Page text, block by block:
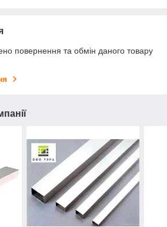
повернення та обмін даного товару